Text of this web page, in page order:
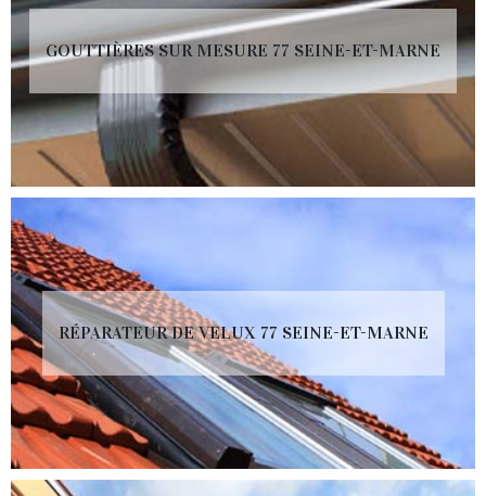
GOUTTIÈRES SUR MESURE 77 SEINE-ET-MARNE
RÉPARATEUR DE VELUX 77 SEINE-ET-MARNE